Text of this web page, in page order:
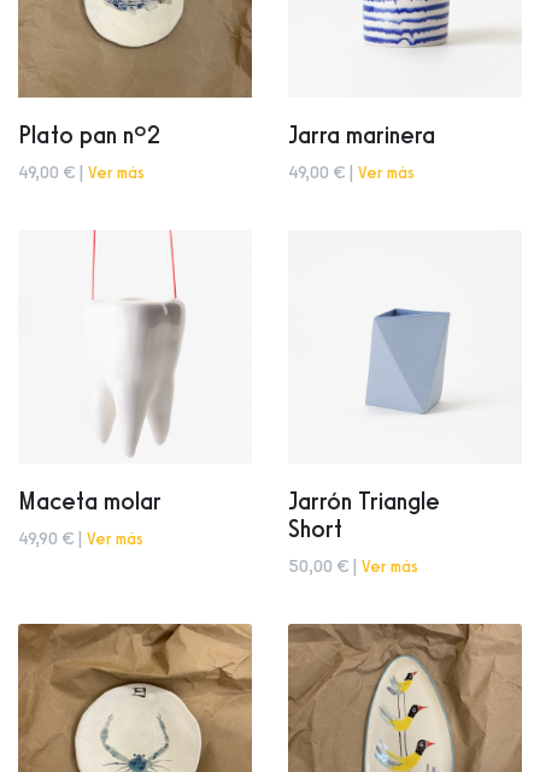
Plato pan nº2
49,00 € | Ver más
Jarra marinera
49,00 € | Ver más
Maceta molar
49,90 € | Ver más
Jarrón Triangle
Short
50,00 € | Ver más